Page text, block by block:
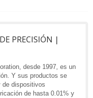
PRECISIÓN |
desde 1997, es un
Y sus productos se
de dispositivos
de hasta 0.01% y